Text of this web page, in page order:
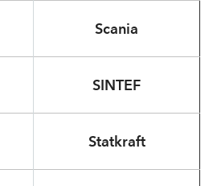
Scania
SINTEF
Statkraft